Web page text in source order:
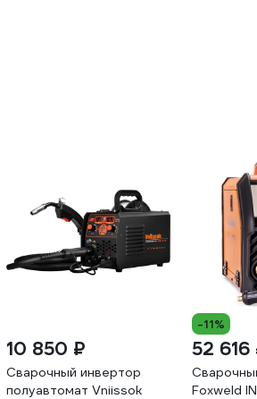
10 850 ₽
Сварочный инвертор
полуавтомат Vniissok
-11%
52 616
Foxweld